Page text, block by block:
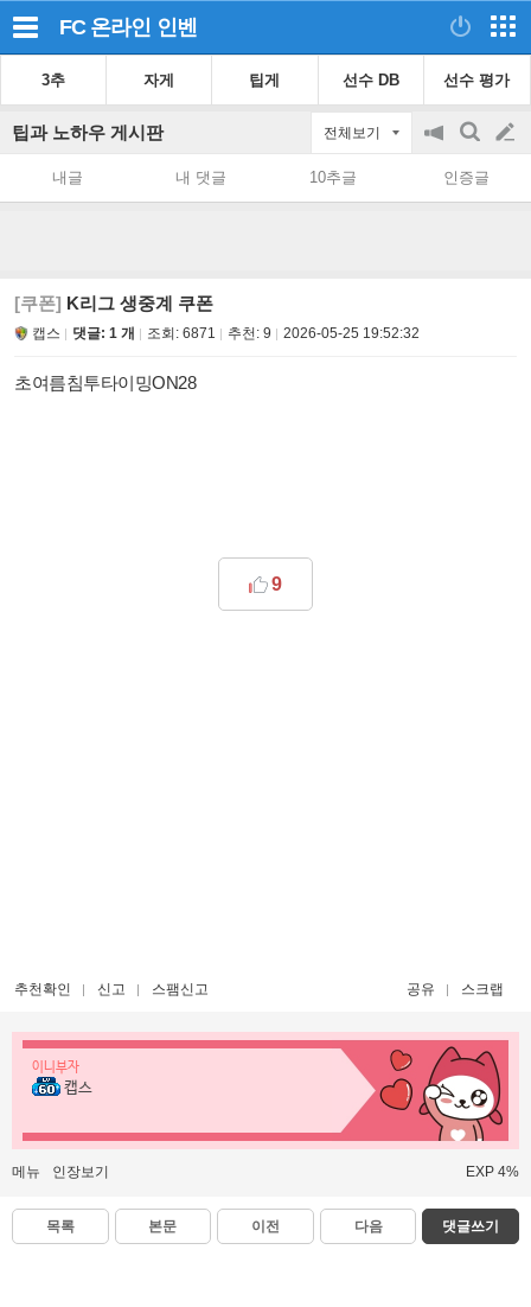
FC 온라인 인벤
3추 자게 팁게 선수 DB 선수 평가
팁과 노하우 게시판 전체보기
공
on/off
검
색
글
쓰
내글 내 댓글 10추글 인증글
[쿠폰] K리그 생중계 쿠폰
캡스 댓글: 1 개 조회: 6871 추천: 9 2026-05-25 19:52:32
초여름침투타이밍ON28
9
추천확인 신고 스팸신고 공유 스크랩
이니부자
캡스
메뉴 인장보기 EXP 4%
목록 본문 이전 다음 댓글쓰기